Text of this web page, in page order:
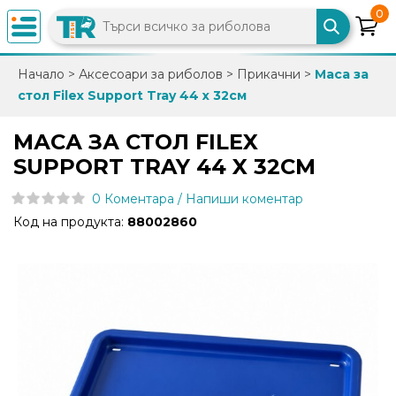
×
0882
086
info@trfish.com
Промоции
0
Начало > Аксесоари за риболов > Прикачни > Маса за
стол Filex Support Tray 44 x 32см
МАСА ЗА СТОЛ FILEX
SUPPORT TRAY 44 X 32СМ
0 Коментара / Напиши коментар
Код на продукта: 88002860